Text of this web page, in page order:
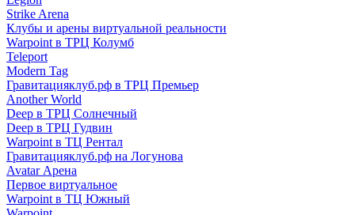
Strike Arena
Клубы и арены виртуальной реальности
Warpoint в ТРЦ Колумб
Teleport
Modern Tag
Гравитацияклуб.рф в ТРЦ Премьер
Another World
Deep в ТРЦ Солнечный
Deep в ТРЦ Гудвин
Warpoint в ТЦ Рентал
Гравитацияклуб.рф на Логунова
Avatar Арена
Первое виртуальное
Warpoint в ТЦ Южный